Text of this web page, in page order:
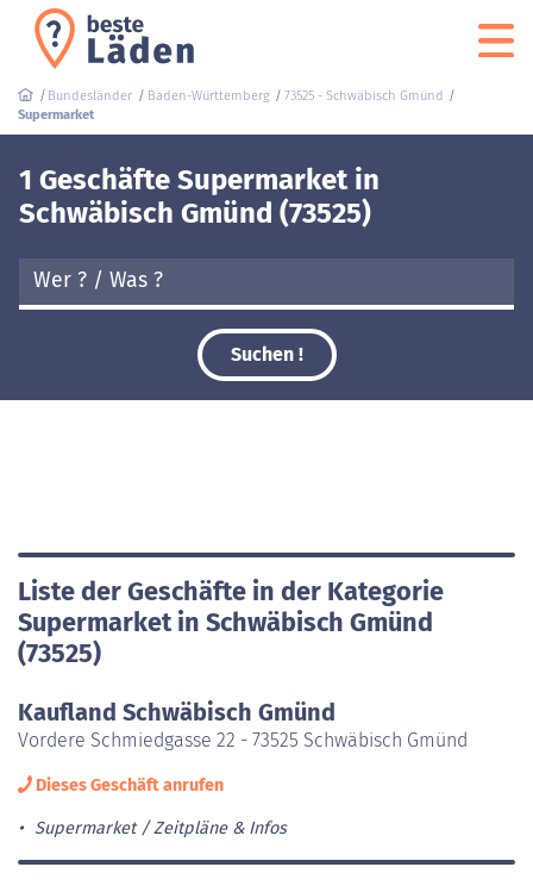
Bundesländer Baden-Württemberg
73525 - Schwäbisch Gmünd
Supermarket
1 Geschäfte Supermarket in
Schwäbisch Gmünd (73525)
Suchen !
Liste der Geschäfte in der Kategorie
Supermarket in Schwäbisch Gmünd
(73525)
Kaufland Schwäbisch Gmünd
Vordere Schmiedgasse 22 - 73525 Schwäbisch Gmünd
Dieses Geschäft anrufen
Supermarket Zeitpläne & Infos